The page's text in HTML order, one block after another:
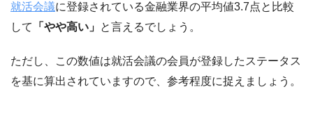
就活会議に登録されている金融業界の平均値3.7点と比較
して
「やや高い」 と言えるでしょう。
ただし、この数値は就活会議の会員が登録したステータス
を基に算出されていますので、参考程度に捉えましょう。